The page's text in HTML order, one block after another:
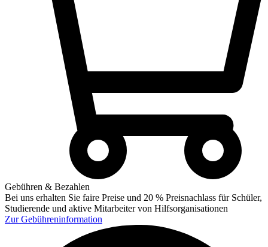
Gebühren & Bezahlen
Bei uns erhalten Sie faire Preise und 20 % Preisnachlass für Schüler,
Studierende und aktive Mitarbeiter von Hilfsorganisationen
ZurGebühreninformation